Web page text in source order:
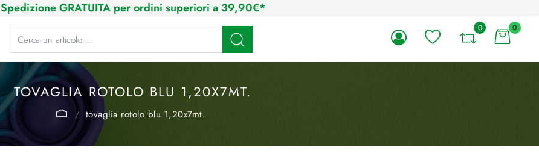
Spedizione GRATUITA per ordini superiori a 39,90€*
La modifica di un filtro aggiorna automaticamente gli altri filtri disponibili. 0 0
TOVAGLIA ROTOLO BLU 1,20X7MT.
tovaglia rotolo blu 1,20x7mt.